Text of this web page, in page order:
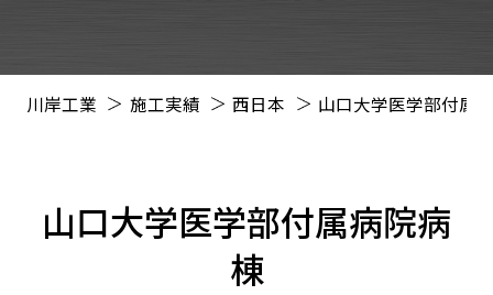
川岸工業 施工実績 西日本 山口大学医学部付属
山口大学医学部付属病院病
棟